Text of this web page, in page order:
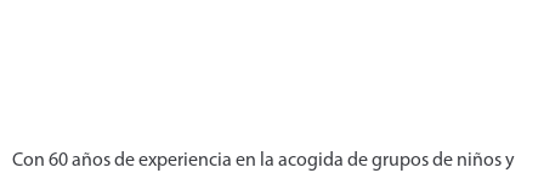
Con 60 años de experiencia en la acogida de grupos de niños y